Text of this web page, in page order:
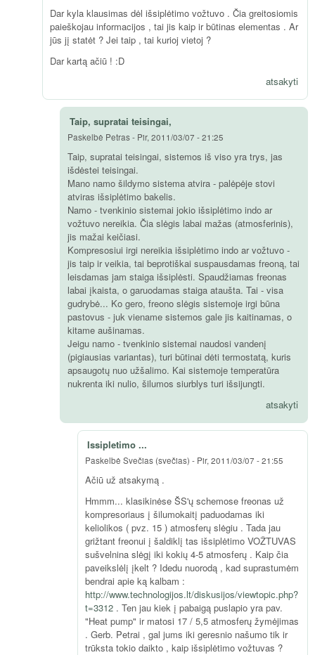
Dar kyla klausimas dėl išsiplėtimo vožtuvo . Čia greitosiomis
paieškojau informacijos , tai jis kaip ir būtinas elementas . Ar
jūs jį statėt ? Jei taip , tai kurioj vietoj ?
Dar kartą ačiū ! :D
atsakyti
Taip, supratai teisingai,
Paskelbė Petras- Pir, 2011/03/07 - 21:25
Taip, supratai teisingai, sistemos iš viso yra trys, jas
išdėstei teisingai.
Mano namo šildymo sistema atvira - palėpėje stovi
atviras išsiplėtimo bakelis.
Namo - tvenkinio sistemai jokio išsiplėtimo indo ar
vožtuvo nereikia. Čia slėgis labai mažas (atmosferinis),
jis mažai keičiasi.
Kompresosiui irgi nereikia išsiplėtimo indo ar vožtuvo -
jis taip ir veikia, tai beprotiškai suspausdamas freoną, tai
leisdamas jam staiga išsiplėsti. Spaudžiamas freonas
labai įkaista, o garuodamas staiga ataušta. Tai - visa
gudrybė... Ko gero, freono slėgis sistemoje irgi būna
pastovus - juk viename sistemos gale jis kaitinamas, o
kitame aušinamas.
Jeigu namo - tvenkinio sistemai naudosi vandenį
(pigiausias variantas), turi būtinai dėti termostatą, kuris
apsaugotų nuo užšalimo. Kai sistemoje temperatūra
nukrenta iki nulio, šilumos siurblys turi išsijungti.
atsakyti
Issipletimo ...
Paskelbė Svečias (svečias) - Pir, 2011/03/07 - 21:55
Ačiū už atsakymą .
Hmmm... klasikinėse ŠS'ų schemose freonas už
kompresoriaus į šilumokaitį paduodamas iki
keliolikos ( pvz. 15 ) atmosferų slėgiu . Tada jau
grižtant freonui į šaldiklį tas išsiplėtimo VOŽTUVAS
sušvelnina slėgį iki kokių 4-5 atmosferų . Kaip čia
paveikslėlį įkelt ? Idedu nuorodą , kad suprastumėm
bendrai apie ką kalbam :
http://www.technologijos.lt/diskusijos/viewtopic.php?
t=3312 . Ten jau kiek į pabaigą puslapio yra pav.
"Heat pump" ir matosi 17 / 5,5 atmosferų žymėjimas
. Gerb. Petrai , gal jums iki geresnio našumo tik ir
trūksta tokio daikto , kaip išsiplėtimo vožtuvas ?